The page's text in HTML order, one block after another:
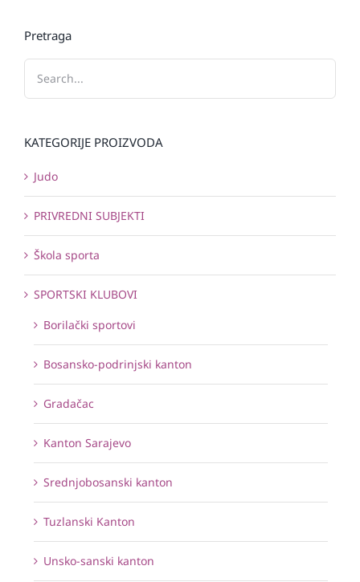
Pretraga
KATEGORIJE PROIZVODA
Judo
PRIVREDNI SUBJEKTI
Škola sporta
SPORTSKI KLUBOVI
Borilački sportovi
Bosansko-podrinjski kanton
Gradačac
Kanton Sarajevo
Srednjobosanski kanton
Tuzlanski Kanton
Unsko-sanski kanton